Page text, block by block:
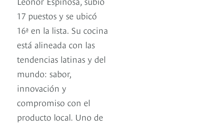
17 puestos y se ubicó
16ª en la lista. Su cocina
está alineada con las
tendencias latinas y del
mundo: sabor,
innovación y
compromiso con el
producto local. Uno de